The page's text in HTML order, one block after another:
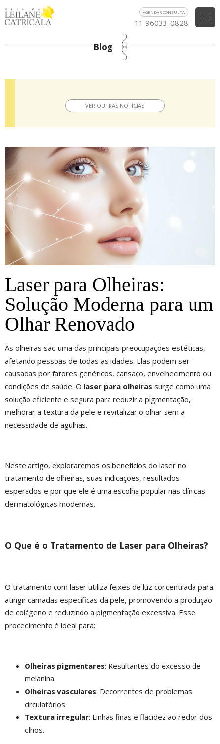
AGENDAR CONSULTA
11 96033-0828
Blog
VER OUTRAS NOTÍCIAS
Laser para Olheiras:
Solução Moderna para um
Olhar Renovado
As olheiras são uma das principais preocupações estéticas,
afetando pessoas de todas as idades. Elas podem ser
causadas por fatores genéticos, cansaço, envelhecimento ou
condições de saúde. O laser para olheiras surge como uma
solução eficiente e segura para reduzir a pigmentação,
melhorar a textura da pele e revitalizar o olhar sem a
necessidade de agulhas.
Neste artigo, exploraremos os benefícios do laser no
tratamento de olheiras, suas indicações, resultados
esperados e por que ele é uma escolha popular nas clínicas
dermatológicas modernas.
O Que é o Tratamento de Laser para Olheiras?
O tratamento com laser utiliza feixes de luz concentrada para
atingir camadas específicas da pele, promovendo a produção
de colágeno e reduzindo a pigmentação excessiva. Esse
procedimento é ideal para:
Olheiras pigmentares: Resultantes do excesso de
melanina.
Olheiras vasculares: Decorrentes de problemas
circulatórios.
Textura irregular: Linhas finas e flacidez ao redor dos
olhos.